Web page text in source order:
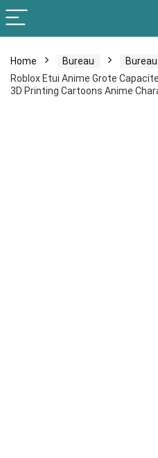
Home Bureau
Roblox Etui Anime Grote
3D Printing Cartoons Anime